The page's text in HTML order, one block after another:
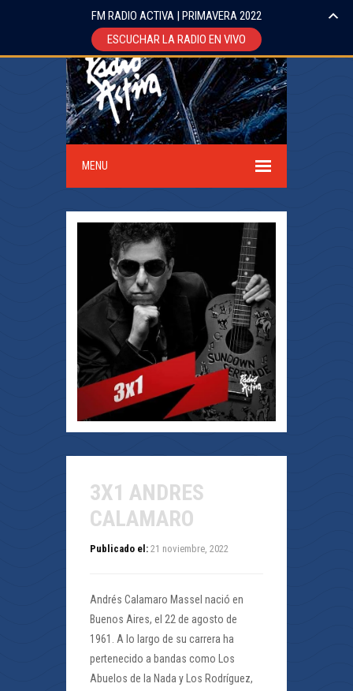
MENU
3X1 ANDRES
CALAMARO
Publicado el: 21 noviembre, 2022
Andrés Calamaro Massel nació en
Buenos Aires, el 22 de agosto de
1961. A lo largo de su carrera ha
pertenecido a bandas como Los
Abuelos de la Nada y Los Rodríguez,
FM RADIO ACTIVA | PRIMAVERA 2022
ESCUCHAR LA RADIO EN VIVO